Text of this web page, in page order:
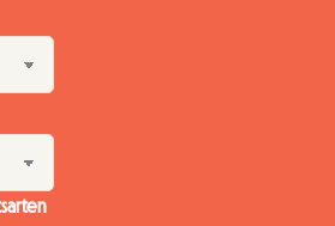
ändern sich die Spielregeln für die
und Wohngemeinschaften. Diese
ein Hindernis, sondern...